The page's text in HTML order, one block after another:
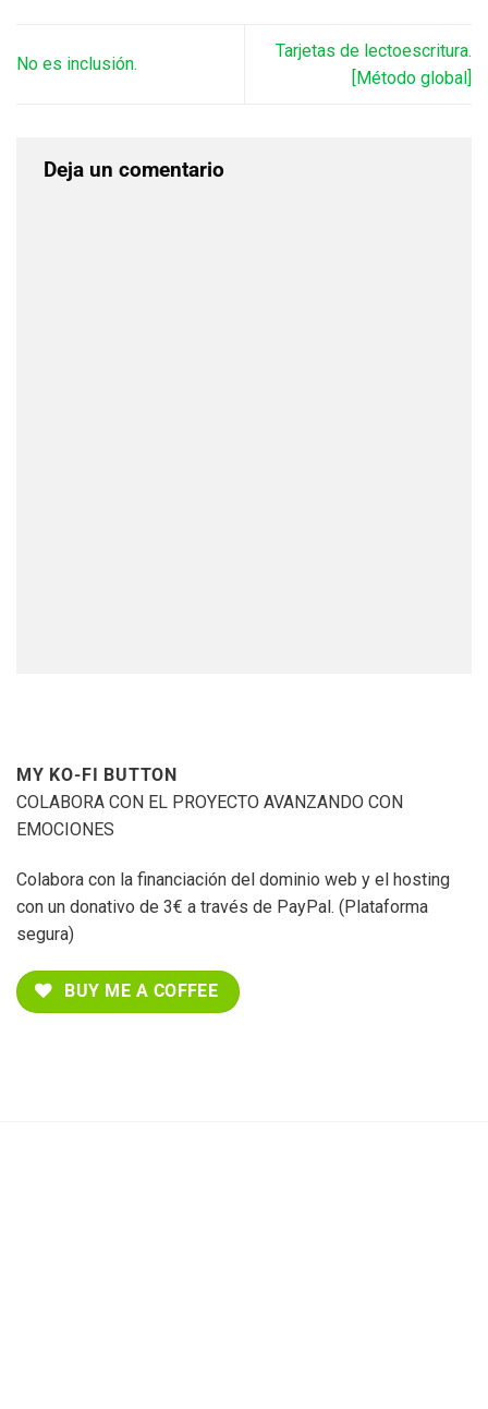
No es inclusión.
Tarjetas de lectoescritura.
[Método global]
Deja un comentario
MY KO-FI BUTTON
COLABORA CON EL PROYECTO AVANZANDO CON
EMOCIONES
Colabora con la financiación del dominio web y el hosting
con un donativo de 3€ a través de PayPal. (Plataforma
segura)
BUY ME A COFFEE